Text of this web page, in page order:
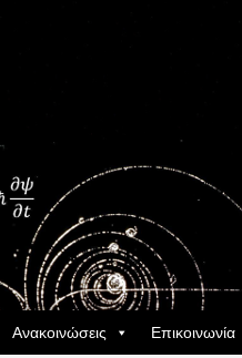
Ανακοινώσεις Επικοινωνία